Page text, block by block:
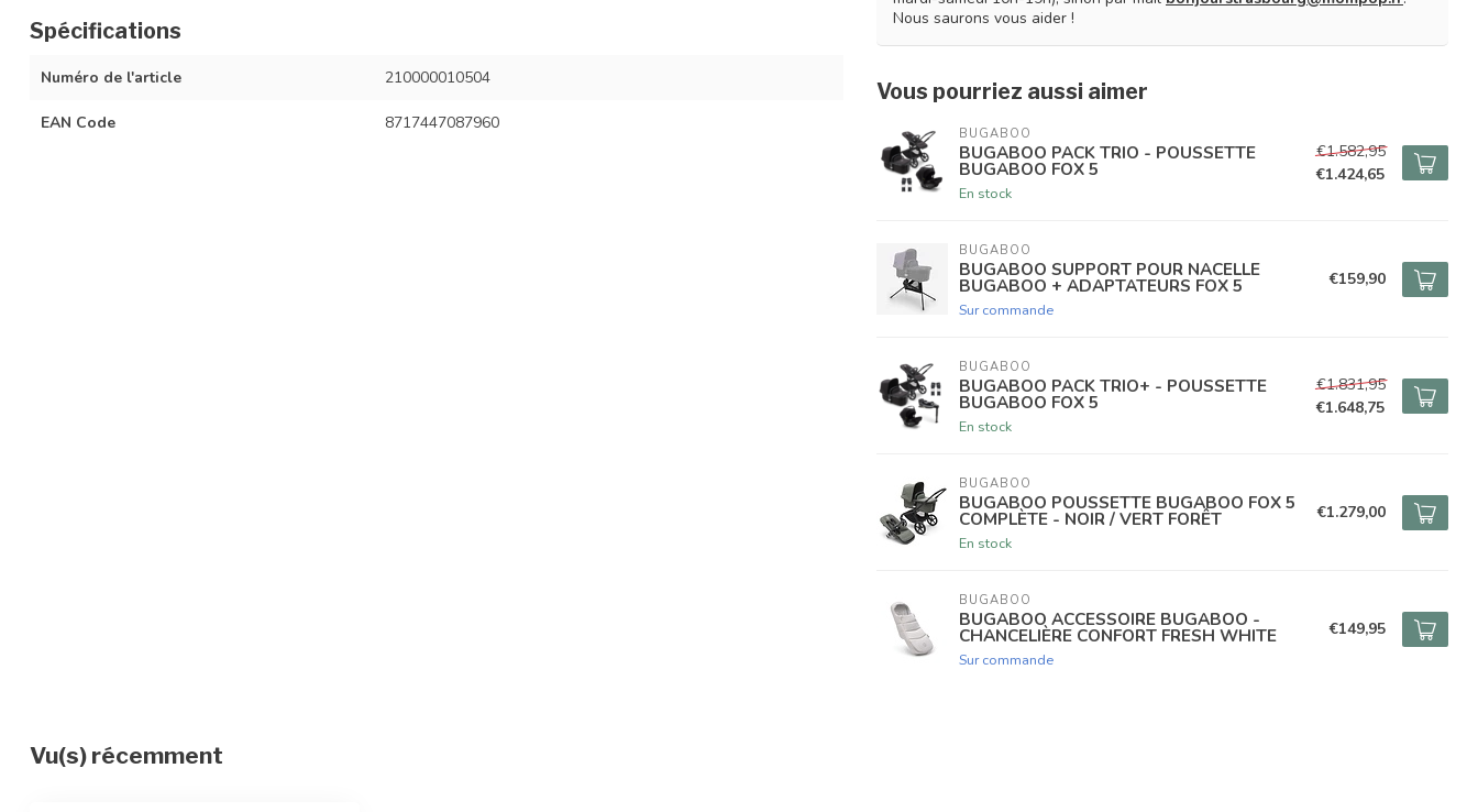
Spécifications
Numéro de l'article 210000010504
EAN Code 8717447087960
Nous saurons vous aider !
Vous pourriez aussi aimer
BUGABOO
BUGABOO PACK TRIO - POUSSETTE
BUGABOO FOX 5
En stock
€1.582,95
€1.424,65
BUGABOO
BUGABOO SUPPORT POUR NACELLE
BUGABOO + ADAPTATEURS FOX 5
Sur commande
€159,90
BUGABOO
BUGABOO PACK TRIO+ - POUSSETTE
BUGABOO FOX 5
En stock
€1.831,95
€1.648,75
BUGABOO
BUGABOO POUSSETTE BUGABOO FOX 5
COMPLÈTE - NOIR / VERT FORÊT
En stock
€1.279,00
BUGABOO
BUGABOO ACCESSOIRE BUGABOO -
CHANCELIÈRE CONFORT FRESH WHITE
Sur commande
€149,95
Vu(s) récemment